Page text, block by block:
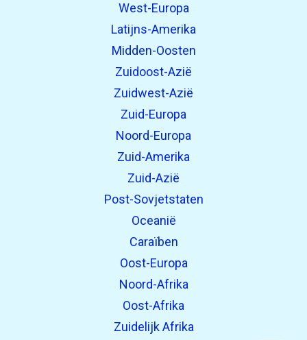
West-Europa
Latijns-Amerika
Midden-Oosten
Zuidoost-Azië
Zuidwest-Azië
Zuid-Europa
Noord-Europa
Zuid-Amerika
Zuid-Azië
Post-Sovjetstaten
Oceanië
Caraïben
Oost-Europa
Noord-Afrika
Oost-Afrika
Zuidelijk Afrika